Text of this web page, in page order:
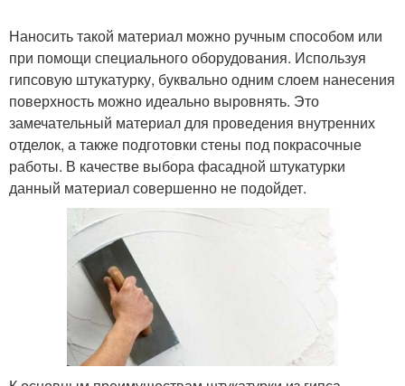
Наносить такой материал можно ручным способом или
при помощи специального оборудования. Используя
гипсовую штукатурку, буквально одним слоем нанесения
поверхность можно идеально выровнять. Это
замечательный материал для проведения внутренних
отделок, а также подготовки стены под покрасочные
работы. В качестве выбора фасадной штукатурки
данный материал совершенно не подойдет.